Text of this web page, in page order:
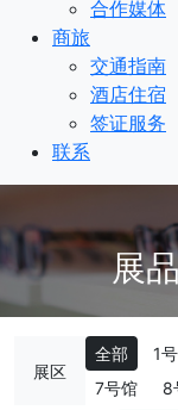
合作媒体
商旅
交通指南
酒店住宿
签证服务
联系
展
展区
全部 1
7号馆
8